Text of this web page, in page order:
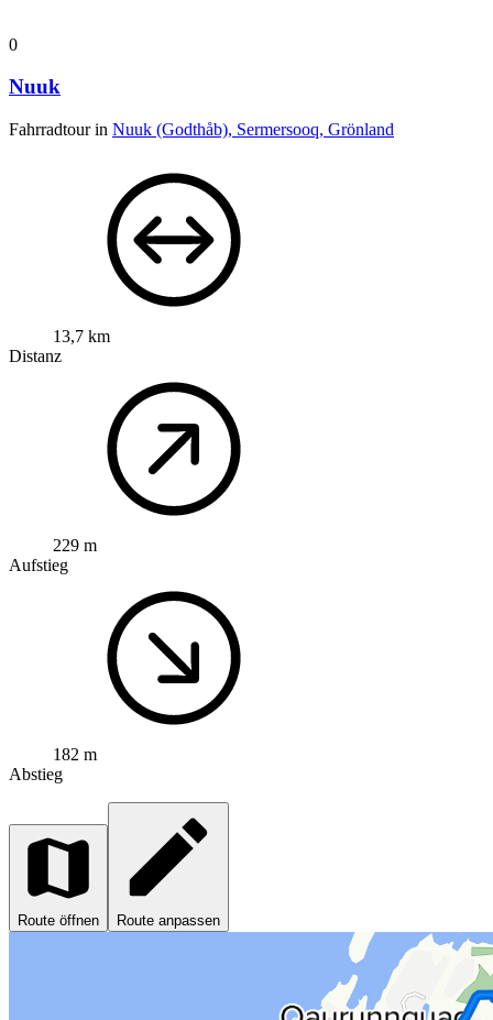
0
Nuuk
Fahrradtour in Nuuk (Godthåb), Sermersooq, Grönland
13,7 km
Distanz
229 m
Aufstieg
182 m
Abstieg
Route öffnen Route anpassen